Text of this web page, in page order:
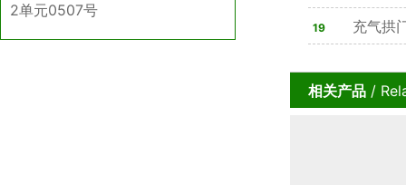
则是演习迷惑
19
充气拱
相关产品 /
2单元0507号